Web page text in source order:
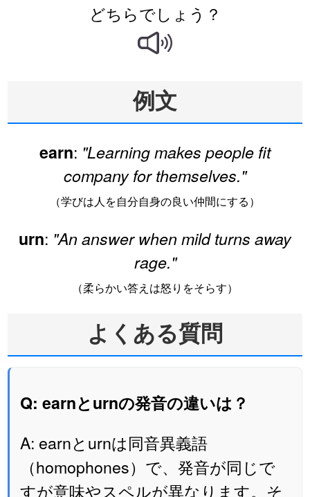
どちらでしょう？
例文
earn: "Learning makes people fit
company for themselves."
（学びは人を自分自身の良い仲間にする）
urn: "An answer when mild turns away
rage."
（柔らかい答えは怒りをそらす）
よくある質問
Q: earnとurnの発音の違いは？
A: earnとurnは同音異義語
（homophones）で、発音が同じで
すが意味やスペルが異なります。そ